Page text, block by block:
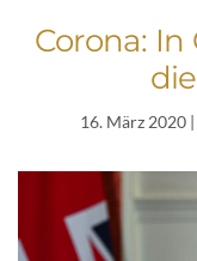
Corona:
16. März 2020